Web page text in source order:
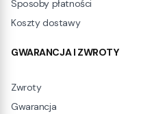
Sposoby płatności
Koszty dostawy
GWARANCJA I ZWROTY
Zwroty
Gwarancja